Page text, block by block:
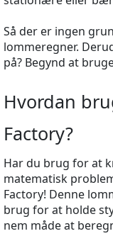
Så der er ingen
lommeregner.
på? Begynd at
Hvordan
Factory?
Har du brug for at
matematisk
Factory! Denne
brug for at holde
nem måde at